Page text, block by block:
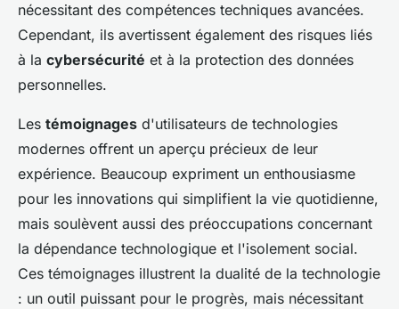
nécessitant des compétences techniques avancées.
Cependant, ils avertissent également des risques liés
à la cybersécurité et à la protection des données
personnelles.
Les témoignages d'utilisateurs de technologies
modernes offrent un aperçu précieux de leur
expérience. Beaucoup expriment un enthousiasme
pour les innovations qui simplifient la vie quotidienne,
mais soulèvent aussi des préoccupations concernant
la dépendance technologique et l'isolement social.
Ces témoignages illustrent la dualité de la technologie
: un outil puissant pour le progrès, mais nécessitant